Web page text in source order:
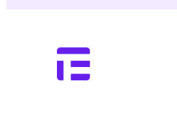
contenido